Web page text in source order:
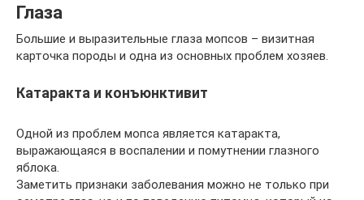
Глаза
Большие и выразительные глаза мопсов – визитная
карточка породы и одна из основных проблем хозяев.
Катаракта и конъюнктивит
Одной из проблем мопса является катаракта,
выражающаяся в воспалении и помутнении глазного
яблока.
Заметить признаки заболевания можно не только при